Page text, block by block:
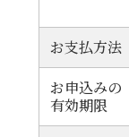
お支払方法
お申込みの
有効期限